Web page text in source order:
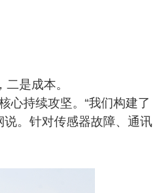
二是成本。
心持续攻坚。“我们构建了
说。针对传感器故障、通讯